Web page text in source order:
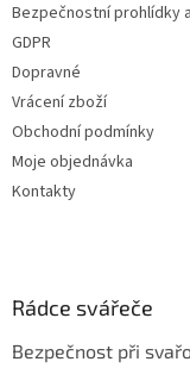
Bezpečnostní prohlídky
GDPR
Dopravné
Vrácení zboží
Obchodní podmínky
Moje objednávka
Kontakty
Rádce svářeče
Bezpečnost při